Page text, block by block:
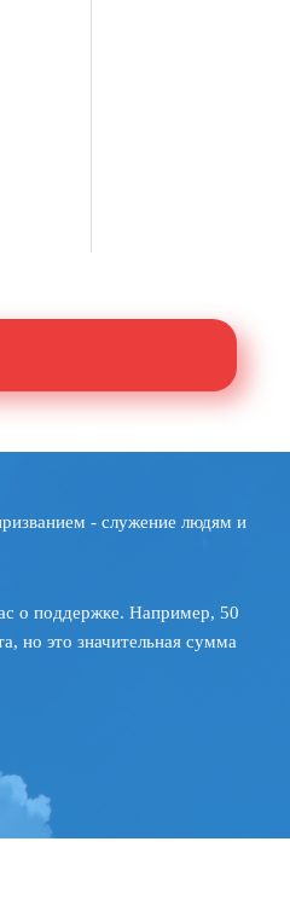
- служение людям и
о поддержке. Например, 50
но это значительная сумма